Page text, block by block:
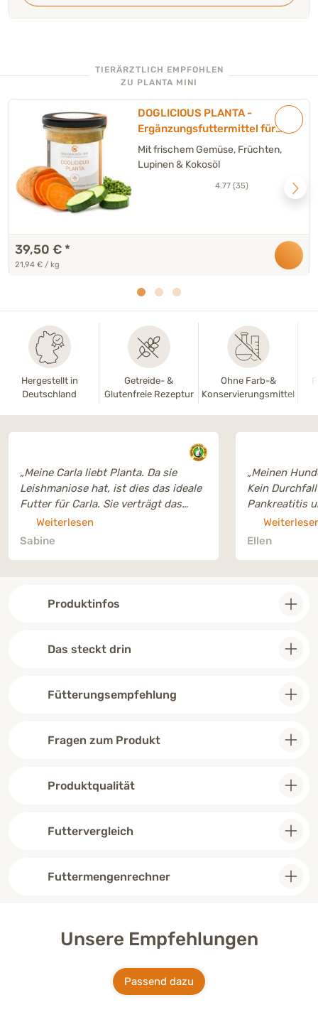
TIERÄRZTLICH EMPFOHLEN
ZU PLANTA MINI
DOGLICIOUS PLANTA -
Ergänzungsfuttermittel für
Hunde - Sparpackung 6 x
290 g
Mit frischem Gemüse, Früchten,
Lupinen & Kokosöl
4.77 (35)
39,50 € *
21,94 € / kg
Hergestellt in
Deutschland
Getreide- &
Glutenfreie Rezeptur
Ohne Farb-&
Konservierungsmittel
„Meine Carla liebt Planta. Da sie
Leishmaniose hat, ist dies das ideale
Futter für Carla. Sie verträgt das
Futter sehr gut. Ich wurde von den
Mitarbeitern von "das gesunde Tier"
zügig. Wir nutzen aber mittlerweile
Weiterlesen
Sabine
„Meinen
Kein
Pankreatitis
Ellen
Produktinfos
Das steckt drin
Fütterungsempfehlung
Fragen zum Produkt
Produktqualität
Futtervergleich
Futtermengenrechner
Unsere Empfehlungen
Passend dazu